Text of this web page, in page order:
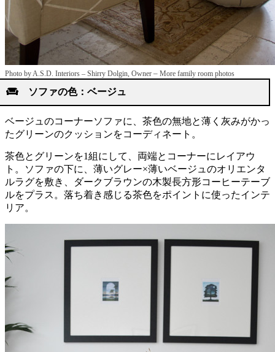
Photo by A.S.D. Interiors – Shirry Dolgin, Owner – More family room photos
ソファの色：ベージュ
ベージュのコーナーソファに、茶色の無地と薄く灰みがかっ
たグリーンのクッションをコーディネート。
茶色とグリーンを1組にして、両端とコーナーにレイアウ
ト。ソファの下に、薄いグレー×薄いベージュのオリエンタ
ルラグを敷き、ダークブラウンの木製長方形コーヒーテーブ
ルをプラス。落ち着き感じる茶色をポイントに使ったインテ
リア。